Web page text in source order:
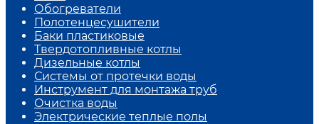
Обогреватели
Полотенцесушители
Баки пластиковые
Твердотопливные котлы
Дизельные котлы
Системы от протечки воды
Инструмент для монтажа труб
Очистка воды
Электрические теплые полы